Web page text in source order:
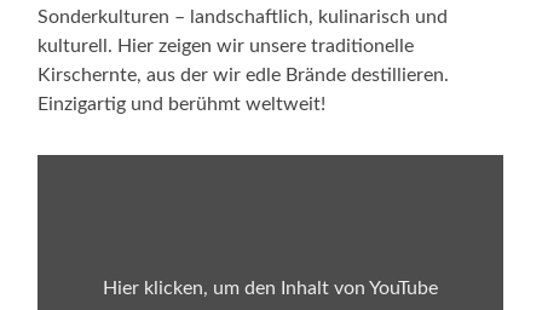
Sonderkulturen – landschaftlich, kulinarisch und
kulturell. Hier zeigen wir unsere traditionelle
Kirschernte, aus der wir edle Brände destillieren.
Einzigartig und berühmt weltweit!
Schwarzwald“
Hier klicken, um den Inhalt von YouTube